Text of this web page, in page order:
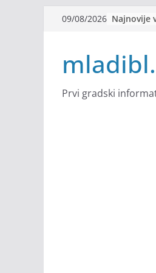
09/08/2026 Najnovije
Prvi gradski